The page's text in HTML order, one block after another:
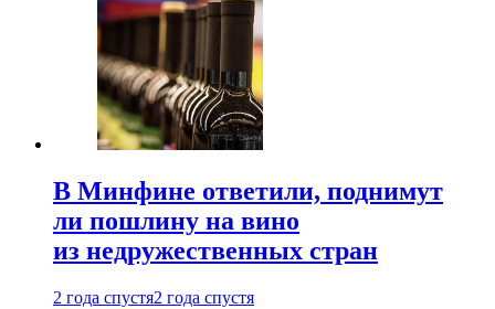
В Минфине ответили, поднимут
ли пошлину на вино
из недружественных стран
2 года спустя2 года спустя